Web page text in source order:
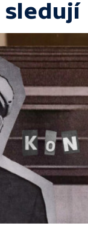
sledují